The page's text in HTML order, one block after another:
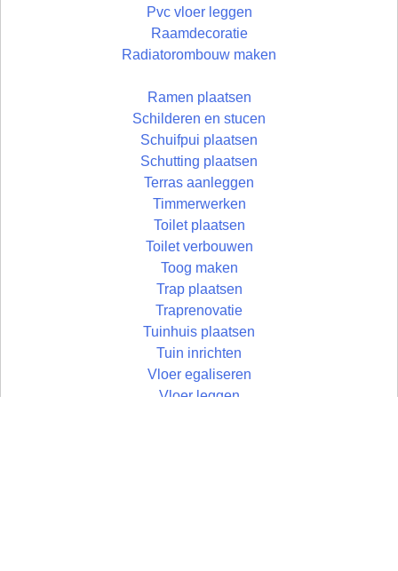
Pvc vloer leggen
Raamdecoratie
Radiatorombouw maken
Ramen plaatsen
Schilderen en stucen
Schuifpui plaatsen
Schutting plaatsen
Terras aanleggen
Timmerwerken
Toilet plaatsen
Toilet verbouwen
Toog maken
Trap plaatsen
Traprenovatie
Tuinhuis plaatsen
Tuin inrichten
Vloer egaliseren
Vloer leggen